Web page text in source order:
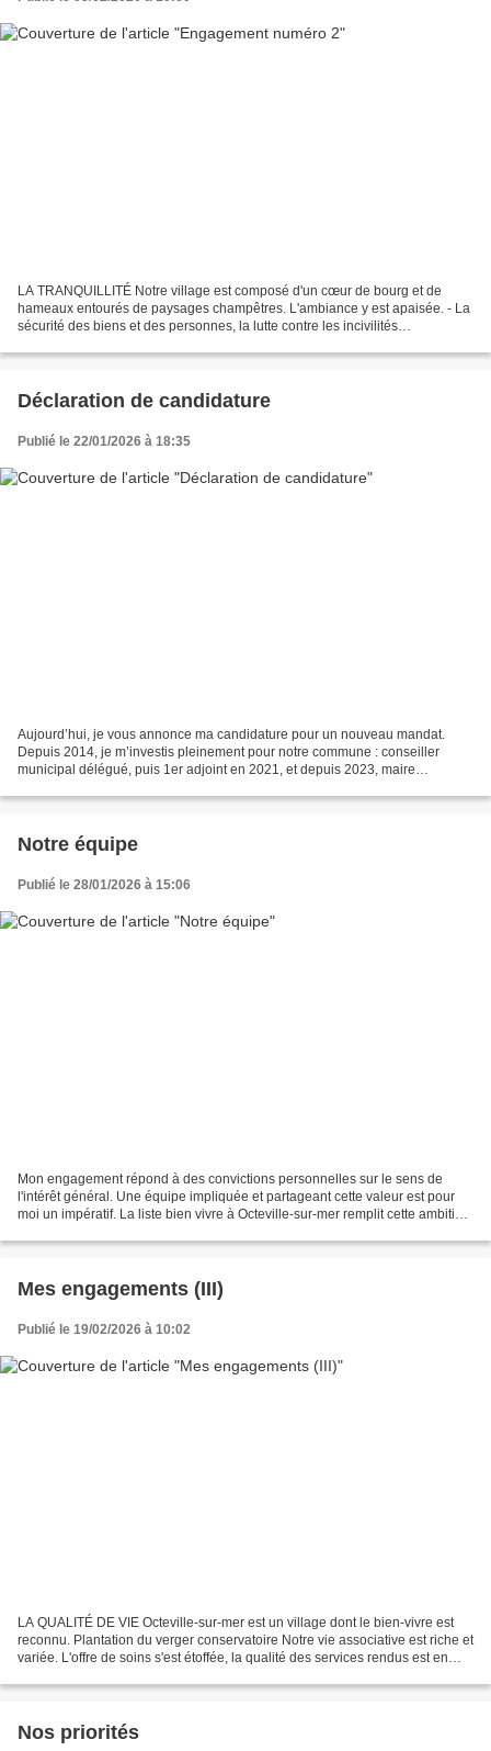
LA TRANQUILLITÉ Notre village est composé d'un cœur de bourg et de
hameaux entourés de paysages champêtres. L'ambiance y est apaisée. - La
sécurité des biens et des personnes, la lutte contre les incivilités
Déclaration de candidature
Publié le 22/01/2026 à 18:35
Aujourd’hui, je vous annonce ma candidature pour un nouveau mandat.
Depuis 2014, je m’investis pleinement pour notre commune : conseiller
municipal délégué, puis 1er adjoint en 2021, et depuis 2023, maire
Notre équipe
Publié le 28/01/2026 à 15:06
Mon engagement répond à des convictions personnelles sur le sens de
l'intérêt général. Une équipe impliquée et partageant cette valeur est pour
moi un impératif. La liste bien vivre à Octeville-sur-mer remplit cette ambition.
Mes engagements (III)
Publié le 19/02/2026 à 10:02
LA QUALITÉ DE VIE Octeville-sur-mer est un village dont le bien-vivre est
reconnu. Plantation du verger conservatoire Notre vie associative est riche et
variée. L'offre de soins s'est étoffée, la qualité des services rendus est en
Nos priorités